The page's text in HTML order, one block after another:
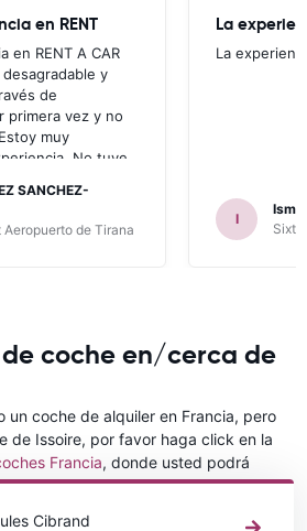
en RENT
en RENT A CAR
y
de
primera vez y no
muy
No tuve
seguro (como
En mis
había alquilado
SANCHEZ-
Aeropuerto de Tirana
La
La
I
Sixt
coche en/cerca de
un coche de alquiler en Francia, pero
de Issoire, por favor haga click en la
Francia, donde usted podrá
Francia desea alquilar un coche.
Cibrand